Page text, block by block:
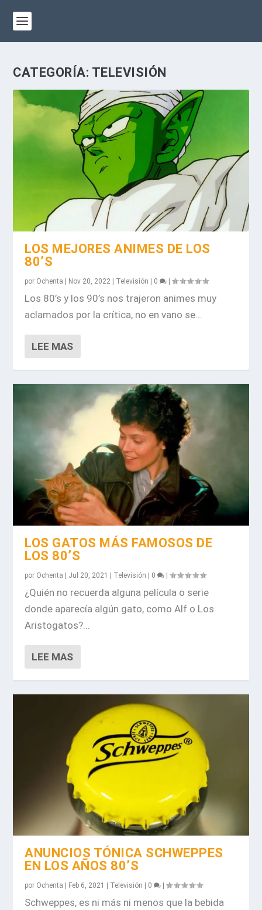
CATEGORÍA: TELEVISIÓN
LOS MEJORES ANIMES DE LOS
80’S
por Ochenta | Nov 20, 2022 | Televisión | 0 |
Los 80’s y los 90’s nos trajeron animes muy
aclamados por la crítica, no en vano se...
LEE MAS
LOS GATOS MÁS FAMOSOS DE
LOS 80’S
por Ochenta | Jul 20, 2021 | Televisión | 0 |
¿Quién no recuerda alguna película o serie
donde aparecía algún gato, como Alf o Los
Aristogatos?...
LEE MAS
ANUNCIOS TÓNICA SCHWEPPES
EN LOS AÑOS 80’S
por Ochenta Feb 6, 2021 Televisión 0 |
Schweppes, es ni más ni menos que la bebida